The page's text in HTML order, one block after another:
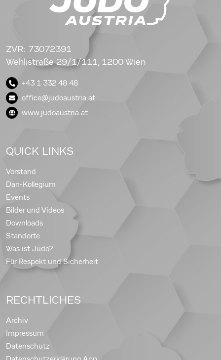
ZVR: 73072391
Wehlistraße 29/1/111, 1200 Wien
+43 1 332 48 48
office@judoaustria.at
www.judoaustria.at
QUICK LINKS
Vorstand
Dan-Kollegium
Events
Bilder und Videos
Downloads
Standorte
Was ist Judo?
Für Respekt und Sicherheit
RECHTLICHES
Archiv
Impressum
Datenschutz